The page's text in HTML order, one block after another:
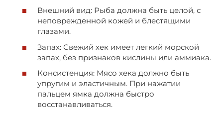
Внешний вид: Рыба должна быть целой, с
неповрежденной кожей и блестящими
глазами.
Запах: Свежий хек имеет легкий морской
запах, без признаков кислины или аммиака.
Консистенция: Мясо хека должно быть
упругим и эластичным. При нажатии
пальцем ямка должна быстро
восстанавливаться.